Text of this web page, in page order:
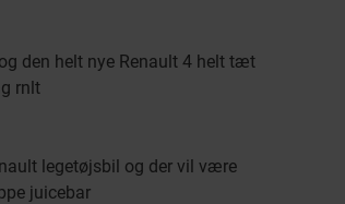
den helt nye Renault 4 helt tæt
rnlt
legetøjsbil og der vil være
juicebar